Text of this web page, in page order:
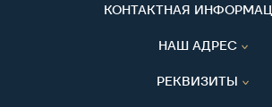
КОНТАКТНАЯ
НАШ АДРЕС
РЕКВИЗИТЫ